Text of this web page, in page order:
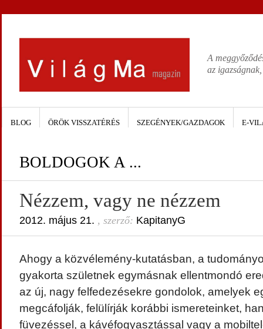
A
az
BLOG ÖRÖK VISSZATÉRÉS SZEGÉNYEK/GAZDAGOK E-
BOLDOGOK A ...
Nézzem, vagy ne nézzem
2012. május 21. , szerző: KapitanyG
Ahogy a közvélemény-kutatásban, a
gyakorta születnek egymásnak ellentmondó
az új, nagy felfedezésekre gondolok, amelyek
megcáfolják, felülírják korábbi ismereteinket,
füvezéssel, a kávéfogyasztással vagy a